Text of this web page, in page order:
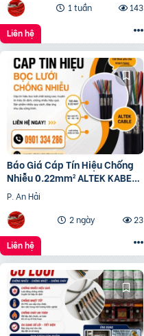
1 tuần
143
Liên hệ
Báo Giá Cáp Tín Hiệu Chống
Nhiễu 0.22mm² ALTEK KABEL |
Đồng Nguyên Chất 100%
P. An Hải
2 ngày
23
Liên hệ